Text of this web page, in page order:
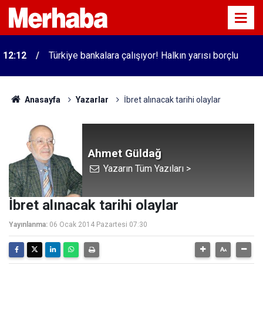
12:12 Türkiye bankalara çalışıyor! Halkın yarısı borçlu
Anasayfa Yazarlar İbret alınacak tarihi olaylar
Ahmet Güldağ
Yazarın Tüm Yazıları >
İbret alınacak tarihi olaylar
Yayınlanma: 06 Ocak 2014 Pazartesi 07:30